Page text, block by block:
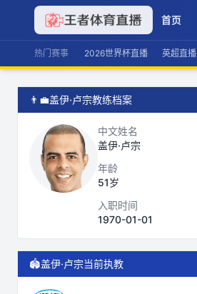
首页
热门赛事 2026世界杯直播 英超直播
👨‍💼盖伊·卢宗教练档案
中文姓名
盖伊·卢宗
年龄
51岁
入职时间
1970-01-01
🏟️盖伊·卢宗当前执教